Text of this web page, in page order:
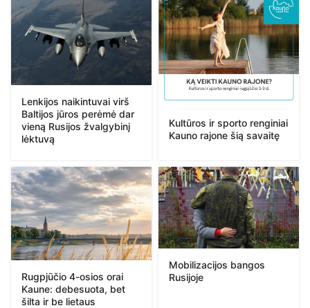
Lenkijos naikintuvai virš
Baltijos jūros perėmė dar
vieną Rusijos žvalgybinį
lėktuvą
Kultūros ir sporto renginiai
Kauno rajone šią savaitę
Rugpjūčio 4-osios orai
Kaune: debesuota, bet
šilta ir be lietaus
Mobilizacijos bangos
Rusijoje